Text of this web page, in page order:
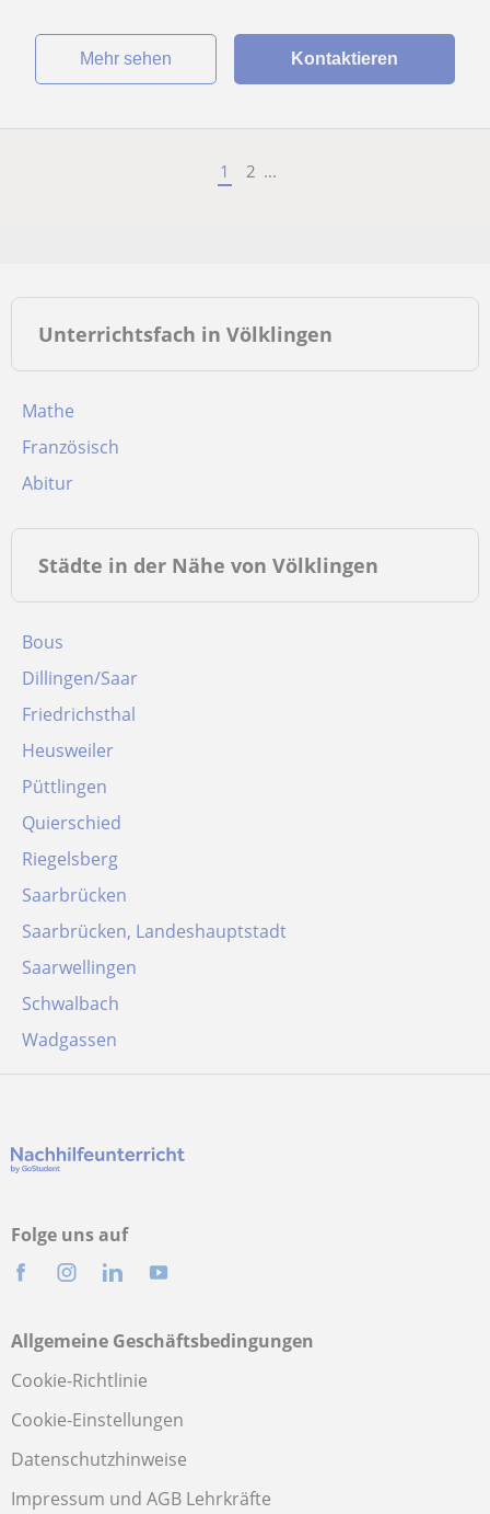
Mehr sehen Kontaktieren
1 2 ...
Unterrichtsfach in Völklingen
Mathe
Französisch
Abitur
Städte in der Nähe von Völklingen
Bous
Dillingen/Saar
Friedrichsthal
Heusweiler
Püttlingen
Quierschied
Riegelsberg
Saarbrücken
Saarbrücken, Landeshauptstadt
Saarwellingen
Schwalbach
Wadgassen
Folge uns auf
Allgemeine Geschäftsbedingungen
Cookie-Richtlinie
Cookie-Einstellungen
Datenschutzhinweise
Impressum und AGB Lehrkräfte